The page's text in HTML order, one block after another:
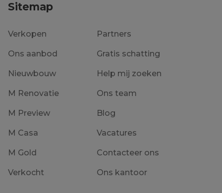
Sitemap
Verkopen
Ons aanbod
Nieuwbouw
M Renovatie
M Preview
M Casa
M Gold
Verkocht
Partners
Gratis schatting
Help mij zoeken
Ons team
Blog
Vacatures
Contacteer ons
Ons kantoor